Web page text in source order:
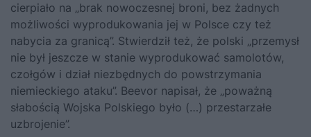
cierpiało na „brak nowoczesnej broni, bez żadnych
możliwości wyprodukowania jej w Polsce czy też
nabycia za granicą”. Stwierdził też, że polski „przemysł
nie był jeszcze w stanie wyprodukować samolotów,
czołgów i dział niezbędnych do powstrzymania
niemieckiego ataku”. Beevor napisał, że „poważną
słabością Wojska Polskiego było (…) przestarzałe
uzbrojenie”.